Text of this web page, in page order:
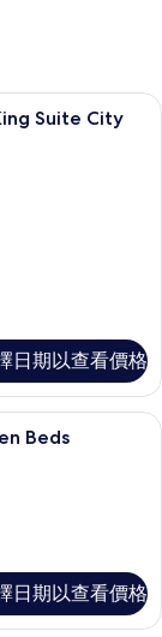
Grand One
Suite City
日期以查看價格
級寢具、羽絨被、舒適
Beds
日期以查看價格